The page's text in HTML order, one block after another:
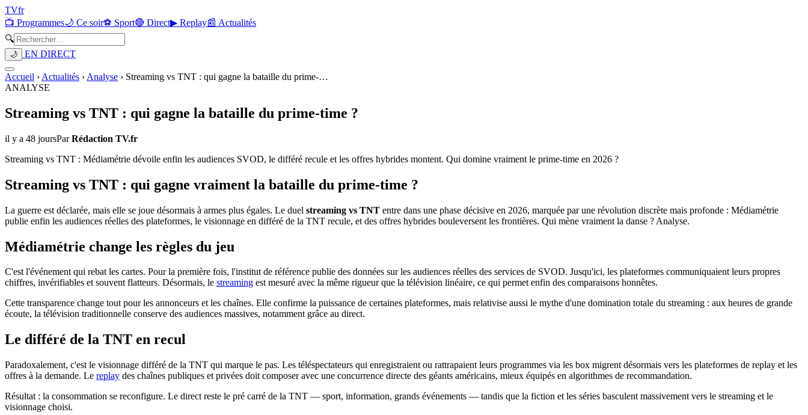
TVfr
📺 Programmes🌙 Ce soir⚽ Sport🔴 Direct▶ Replay📰 Actualités
🔍
🌙 EN DIRECT
Accueil › Actualités › Analyse › Streaming vs TNT : qui gagne la bataille du prime-…
ANALYSE
Streaming vs TNT : qui gagne la bataille du prime-time ?
il y a 48 joursParRédaction TV.fr
Streaming vs TNT : Médiamétrie dévoile enfin les audiences SVOD, le différé recule et les offres hybrides montent. Qui domine vraiment le prime-time en 2026 ?
Streaming vs TNT : qui gagne vraiment la bataille du prime-time ?
La guerre est déclarée, mais elle se joue désormais à armes plus égales. Le duel streaming vs TNT entre dans une phase décisive en 2026, marquée par une révolution discrète mais profonde : Médiamétrie
publie enfin les audiences réelles des plateformes, le visionnage en différé de la TNT recule, et des offres hybrides bouleversent les frontières. Qui mène vraiment la danse ? Analyse.
Médiamétrie change les règles du jeu
C'est l'événement qui rebat les cartes. Pour la première fois, l'institut de référence publie des données sur les audiences réelles des services de SVOD. Jusqu'ici, les plateformes communiquaient leurs propres
chiffres, invérifiables et souvent flatteurs. Désormais, le streaming est mesuré avec la même rigueur que la télévision linéaire, ce qui permet enfin des comparaisons honnêtes.
Cette transparence change tout pour les annonceurs et les chaînes. Elle confirme la puissance de certaines plateformes, mais relativise aussi le mythe d'une domination totale du streaming : aux heures de grande
écoute, la télévision traditionnelle conserve des audiences massives, notamment grâce au direct.
Le différé de la TNT en recul
Paradoxalement, c'est le visionnage différé de la TNT qui marque le pas. Les téléspectateurs qui enregistraient ou rattrapaient leurs programmes via les box migrent désormais vers les plateformes de replay et les
offres à la demande. Le replay des chaînes publiques et privées doit composer avec une concurrence directe des géants américains, mieux équipés en algorithmes de recommandation.
Résultat : la consommation se reconfigure. Le direct reste le pré carré de la TNT — sport, information, grands événements — tandis que la fiction et les séries basculent massivement vers le streaming et le
visionnage choisi.